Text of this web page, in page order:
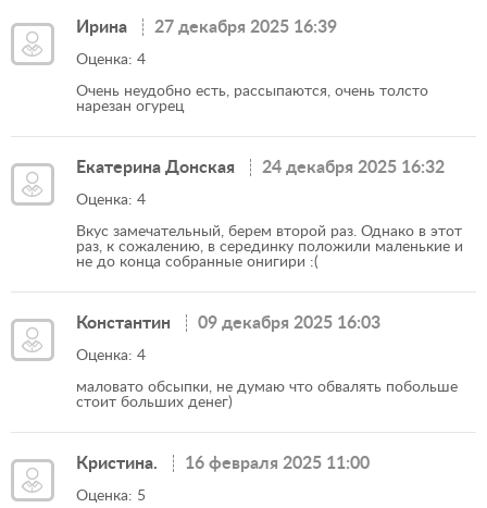
Ирина 27 декабря 2025 16:39
Оценка: 4
Очень неудобно есть, рассыпаются, очень толсто
нарезан огурец
Екатерина Донская 24 декабря 2025 16:32
Оценка: 4
Вкус замечательный, берем второй раз. Однако в этот
раз, к сожалению, в серединку положили маленькие и
не до конца собранные онигири :(
Константин 09 декабря 2025 16:03
Оценка: 4
маловато обсыпки, не думаю что обвалять побольше
стоит больших денег)
Кристина. 16 февраля 2025 11:00
Оценка: 5